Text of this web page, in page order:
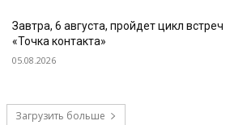
Завтра, 6 августа, пройдет цикл встреч
«Точка контакта»
05.08.2026
Загрузить больше